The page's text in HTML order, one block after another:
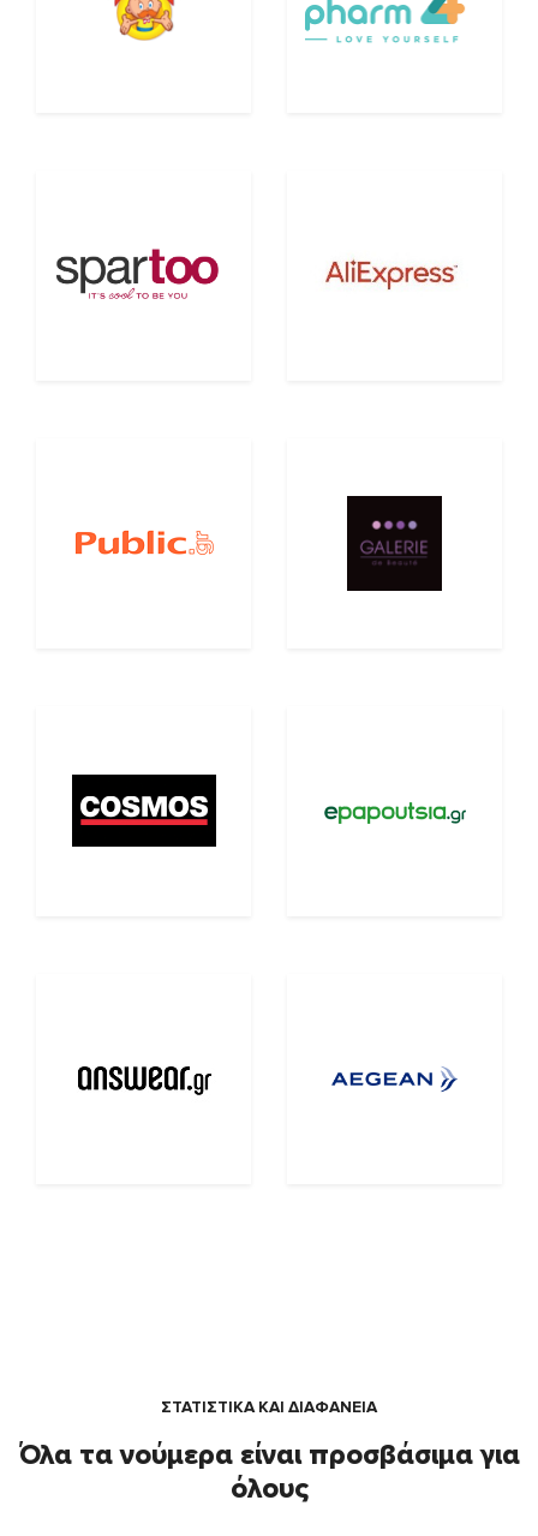
ΣΤΑΤΙΣΤΙΚΑ ΚΑΙ ΔΙΑΦΑΝΕΙΑ
Όλα τα νούμερα είναι προσβάσιμα για
όλους